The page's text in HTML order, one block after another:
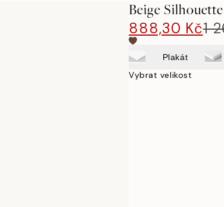
Beige
888,30 Kč1
Plakát
Vybrat velikost